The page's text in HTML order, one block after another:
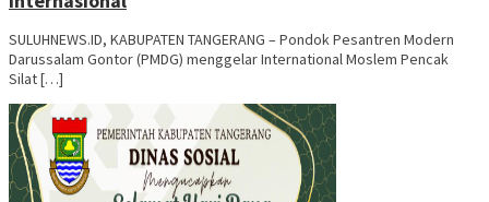
SULUHNEWS.ID, KABUPATEN TANGERANG – Pondok Pesantren Modern
Darussalam Gontor (PMDG) menggelar International Moslem Pencak
Silat […]